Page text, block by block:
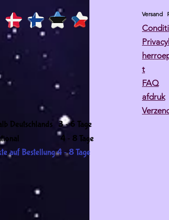
Deutschlands 3-6 Tage
4 - 8 Tage
Versand
t
FAQ
afdruk
auf Bestellung 4 -8 Tage